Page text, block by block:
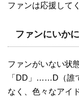
ファンは応援して
ファンにいか
ファンがいない状
「DD」……D（誰
なく、色々なアイ